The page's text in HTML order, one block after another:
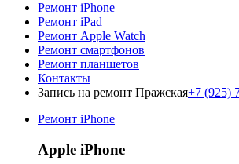
Ремонт iPhone
Ремонт iPad
Ремонт Apple Watch
Ремонт смартфонов
Ремонт планшетов
Контакты
Запись на ремонт Пражская+7 (925)
Ремонт iPhone
Apple iPhone